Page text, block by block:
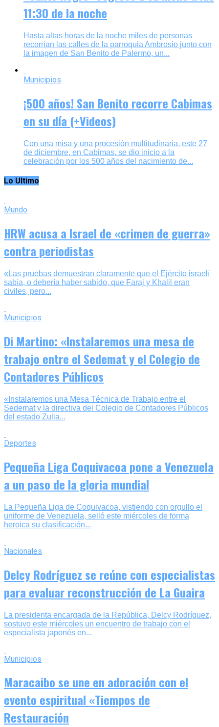
11:30 de la noche
Hasta altas horas de la noche miles de personas
recorrían las calles de la parroquia Ambrosio junto con
la imagen de San Benito de Palermo, un...
Municipios
¡500 años! San Benito recorre Cabimas
en su día (+Videos)
Con una misa y una procesión multitudinaria, este 27
de diciembre, en Cabimas, se dio inicio a la
celebraciòn por los 500 años del nacimiento de...
Lo Ultimo
Mundo
HRW acusa a Israel de «crimen de guerra»
contra periodistas
«Las pruebas demuestran claramente que el Ejército israelí
sabía, o debería haber sabido, que Faraj y Khalil eran
civiles, pero...
Municipios
Di Martino: «Instalaremos una mesa de
trabajo entre el Sedemat y el Colegio de
Contadores Públicos
«Instalaremos una Mesa Técnica de Trabajo entre el
Sedemat y la directiva del Colegio de Contadores Públicos
del estado Zulia...
Deportes
Pequeña Liga Coquivacoa pone a Venezuela
a un paso de la gloria mundial
La Pequeña Liga de Coquivacoa, vistiendo con orgullo el
uniforme de Venezuela, selló este miércoles de forma
heroica su clasificación...
Nacionales
Delcy Rodríguez se reúne con especialistas
para evaluar reconstrucción de La Guaira
La presidenta encargada de la República, Delcy Rodríguez,
sostuvo este miércoles un encuentro de trabajo con el
especialista japonés en...
Municipios
Maracaibo se une en adoración con el
evento espiritual «Tiempos de
Restauración